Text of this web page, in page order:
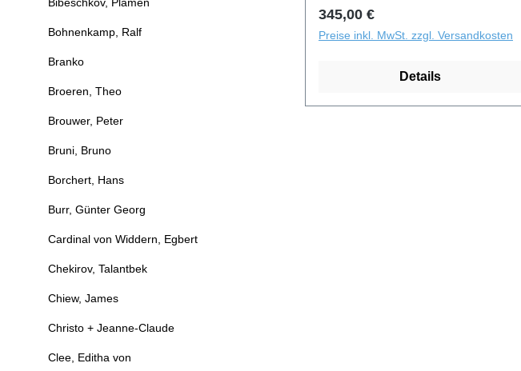
Bohnenkamp, Ralf
Branko
Broeren, Theo
Brouwer, Peter
Bruni, Bruno
Borchert, Hans
Burr, Günter Georg
Cardinal von Widdern, Egbert
Chekirov, Talantbek
Chiew, James
Christo + Jeanne-Claude
Clee, Editha von
Regulärer Preis:
345,00 €
Preise inkl. MwSt. zzgl. Versandkosten
Details